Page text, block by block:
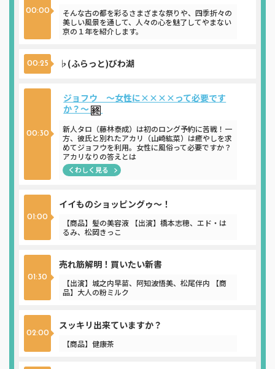
00:00
そんな古の都を彩るさまざまな祭りや、四季折々の
美しい風景を通して、人々の心を魅了してやまない
京の１年を紹介します。
00:25 ♭(ふらっと)びわ湖
00:30
ジョフウ ～女性に××××って必要です
か？～
新人タロ（藤林泰成）は初のロング予約に苦戦！一
方、彼氏と別れたアカリ（山崎紘菜）は癒やしを求
めてジョフウを利用。女性に風俗って必要ですか？
アカリなりの答えとは
くわしく見る
01:00
イイものショッピングゥ～！
【商品】髪の美容液 【出演】橋本志穂、エド・は
るみ、松岡きっこ
01:30
売れ筋解明！買いたい新書
【出演】城之内早苗、阿知波悟美、松尾伴内 【商
品】大人の粉ミルク
02:00
スッキリ出来ていますか？
【商品】健康茶